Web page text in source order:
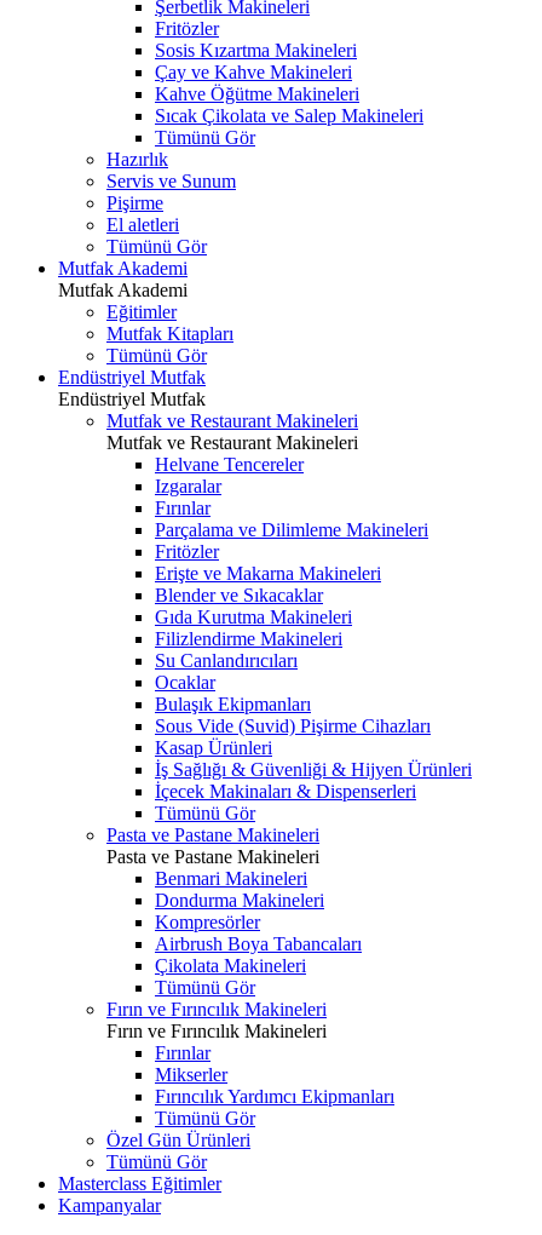
Şerbetlik Makineleri
Fritözler
Sosis Kızartma Makineleri
Çay ve Kahve Makineleri
Kahve Öğütme Makineleri
Sıcak Çikolata ve Salep Makineleri
Tümünü Gör
Hazırlık
Servis ve Sunum
Pişirme
El aletleri
Tümünü Gör
Mutfak Akademi
Mutfak Akademi
Eğitimler
Mutfak Kitapları
Tümünü Gör
Endüstriyel Mutfak
Endüstriyel Mutfak
Mutfak ve Restaurant Makineleri
Mutfak ve Restaurant Makineleri
Helvane Tencereler
Izgaralar
Fırınlar
Parçalama ve Dilimleme Makineleri
Fritözler
Erişte ve Makarna Makineleri
Blender ve Sıkacaklar
Gıda Kurutma Makineleri
Filizlendirme Makineleri
Su Canlandırıcıları
Ocaklar
Bulaşık Ekipmanları
Sous Vide (Suvid) Pişirme Cihazları
Kasap Ürünleri
İş Sağlığı & Güvenliği & Hijyen Ürünleri
İçecek Makinaları & Dispenserleri
Tümünü Gör
Pasta ve Pastane Makineleri
Pasta ve Pastane Makineleri
Benmari Makineleri
Dondurma Makineleri
Kompresörler
Airbrush Boya Tabancaları
Çikolata Makineleri
Tümünü Gör
Fırın ve Fırıncılık Makineleri
Fırın ve Fırıncılık Makineleri
Fırınlar
Mikserler
Fırıncılık Yardımcı Ekipmanları
Tümünü Gör
Özel Gün Ürünleri
Tümünü Gör
Masterclass Eğitimler
Kampanyalar